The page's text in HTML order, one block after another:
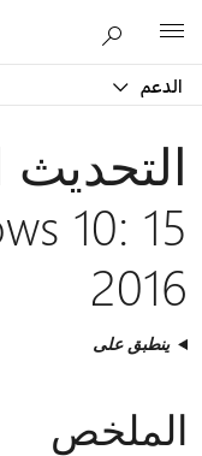
الدعم
التحديث
2016
ينطبق على
الملخص